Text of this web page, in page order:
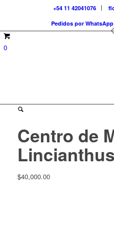
+54 11 42041076
Pedidos por WhatsApp
0
Centro de
Lincianthus
$40,000.00